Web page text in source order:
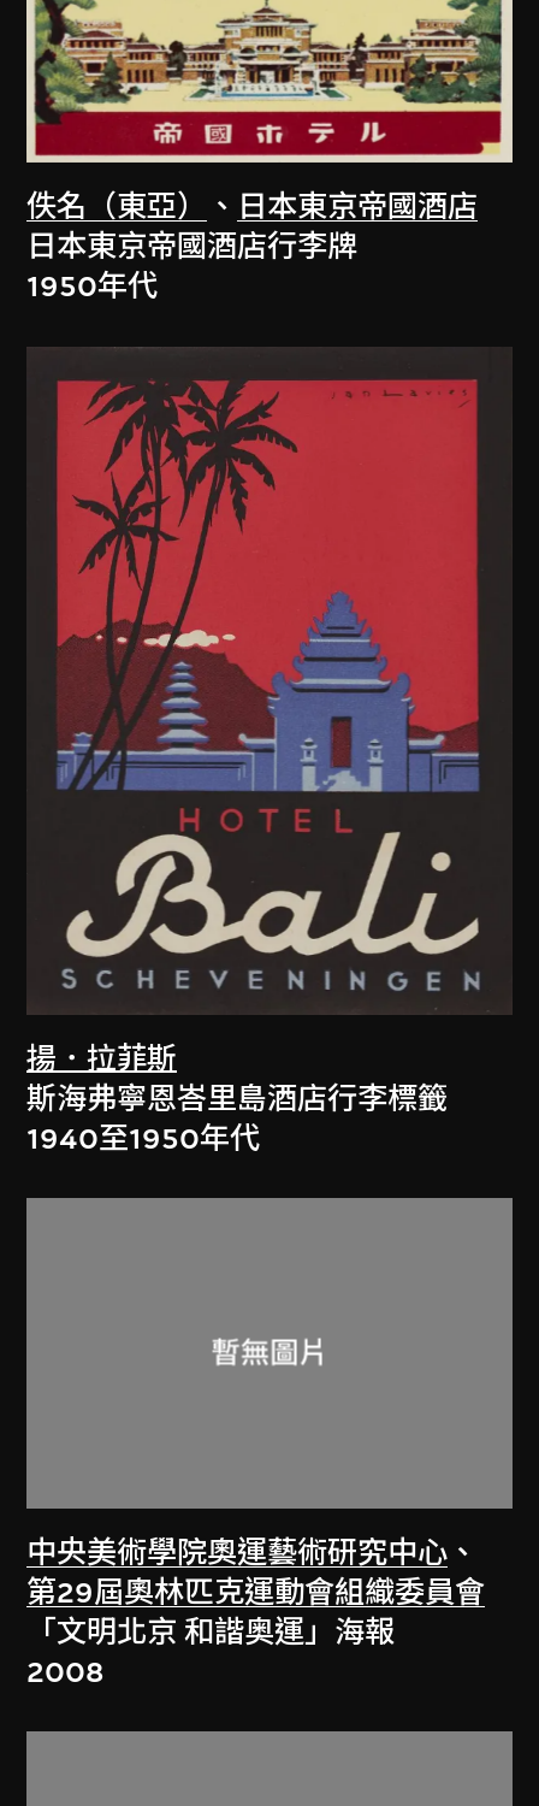
佚名（東亞） 、 日本東京帝國酒店
日本東京帝國酒店行李牌
1950年代
揚．拉菲斯
斯海弗寧恩峇里島酒店行李標籤
1940至1950年代
中央美術學院奧運藝術研究中心 、
第29屆奧林匹克運動會組織委員會
「文明北京 和諧奥運」海報
2008